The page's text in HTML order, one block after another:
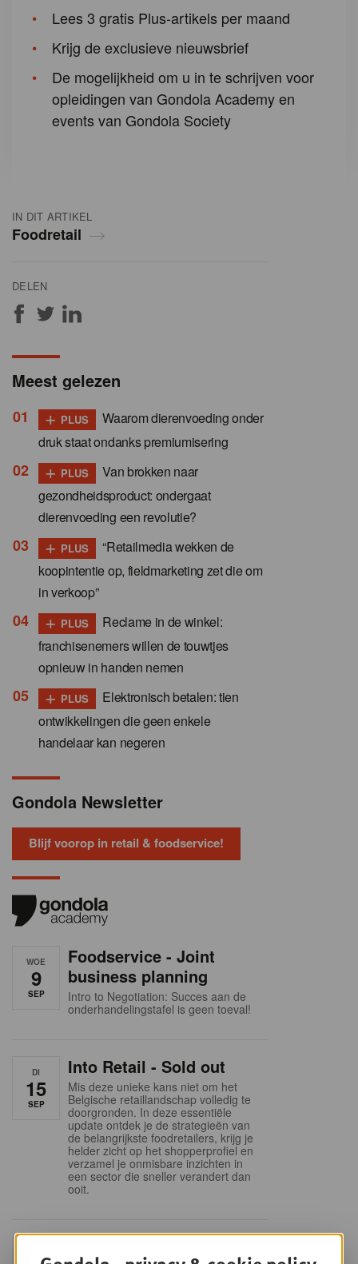
IN DIT ARTIKEL
Foodretail
DELEN
Lees 3 gratis Plus-artikels per maand
Krijg de exclusieve nieuwsbrief
De mogelijkheid om u in te schrijven voor
opleidingen van Gondola Academy en
events van Gondola Society
Meest gelezen
+ PLUS
Waarom dierenvoeding onder
druk staat ondanks premiumisering
+ PLUS
Van brokken naar
gezondheidsproduct: ondergaat
dierenvoeding een revolutie?
+ PLUS
“Retailmedia wekken de
koopintentie op, fieldmarketing zet die om
in verkoop”
+ PLUS
Reclame in de winkel:
franchisenemers willen de touwtjes
opnieuw in handen nemen
+ PLUS
Elektronisch betalen: tien
ontwikkelingen die geen enkele
handelaar kan negeren
Gondola Newsletter
Blijf voorop in retail & foodservice!
WOE
9
SEP
Foodservice - Joint
business planning
Intro to Negotiation: Succes aan de
onderhandelingstafel is geen toeval!
DI
15
SEP
Into Retail - Sold out
Mis deze unieke kans niet om het
Belgische retaillandschap volledig te
doorgronden. In deze essentiële
update ontdek je de strategieën van
de belangrijkste foodretailers, krijg je
helder zicht op het shopperprofiel en
verzamel je onmisbare inzichten in
een sector die sneller verandert dan
ooit.